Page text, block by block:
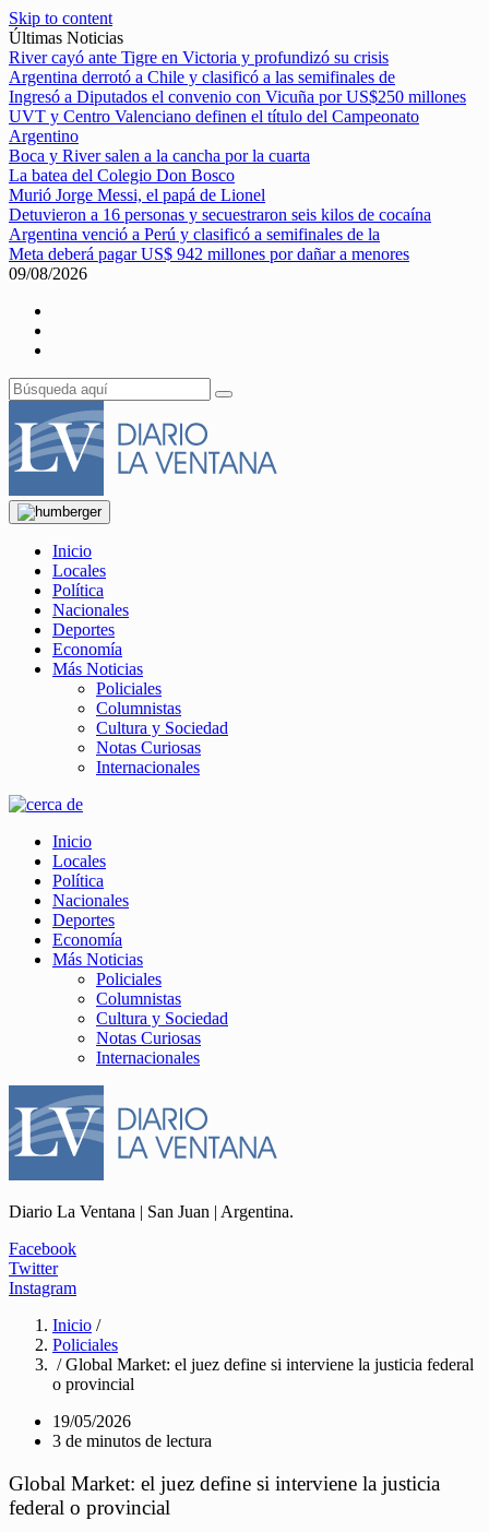
Skip to content
Últimas Noticias
River cayó ante Tigre en Victoria y profundizó su crisis
Argentina derrotó a Chile y clasificó a las semifinales de
Ingresó a Diputados el convenio con Vicuña por US$250 millones
UVT y Centro Valenciano definen el título del Campeonato
Argentino
Boca y River salen a la cancha por la cuarta
La batea del Colegio Don Bosco
Murió Jorge Messi, el papá de Lionel
Detuvieron a 16 personas y secuestraron seis kilos de cocaína
Argentina venció a Perú y clasificó a semifinales de la
Meta deberá pagar US$ 942 millones por dañar a menores
09/08/2026
Inicio
Locales
Política
Nacionales
Deportes
Economía
Más Noticias
Policiales
Columnistas
Cultura y Sociedad
Notas Curiosas
Internacionales
Inicio
Locales
Política
Nacionales
Deportes
Economía
Más Noticias
Policiales
Columnistas
Cultura y Sociedad
Notas Curiosas
Internacionales
Diario La Ventana | San Juan | Argentina.
Facebook
Twitter
Instagram
Inicio /
Policiales
/ Global Market: el juez define si interviene la justicia federal
o provincial
19/05/2026
3 de minutos de lectura
Global Market: el juez define si interviene la justicia
federal o provincial